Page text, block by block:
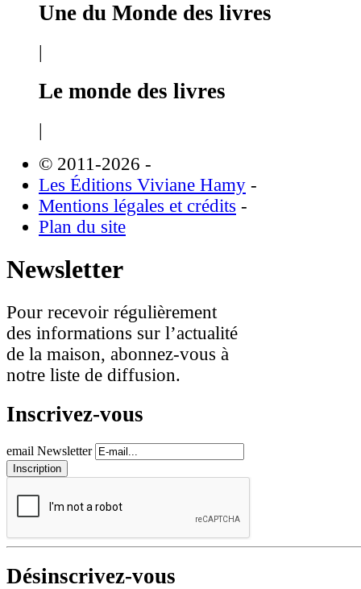
Une du Monde des livres
|
Le monde des livres
|
© 2011-2026 -
Les Éditions Viviane Hamy -
Mentions légales et crédits -
Plan du site
Newsletter
Pour recevoir régulièrement
des informations sur l’actualité
de la maison, abonnez-vous à
notre liste de diffusion.
Inscrivez-vous
email Newsletter
Désinscrivez-vous